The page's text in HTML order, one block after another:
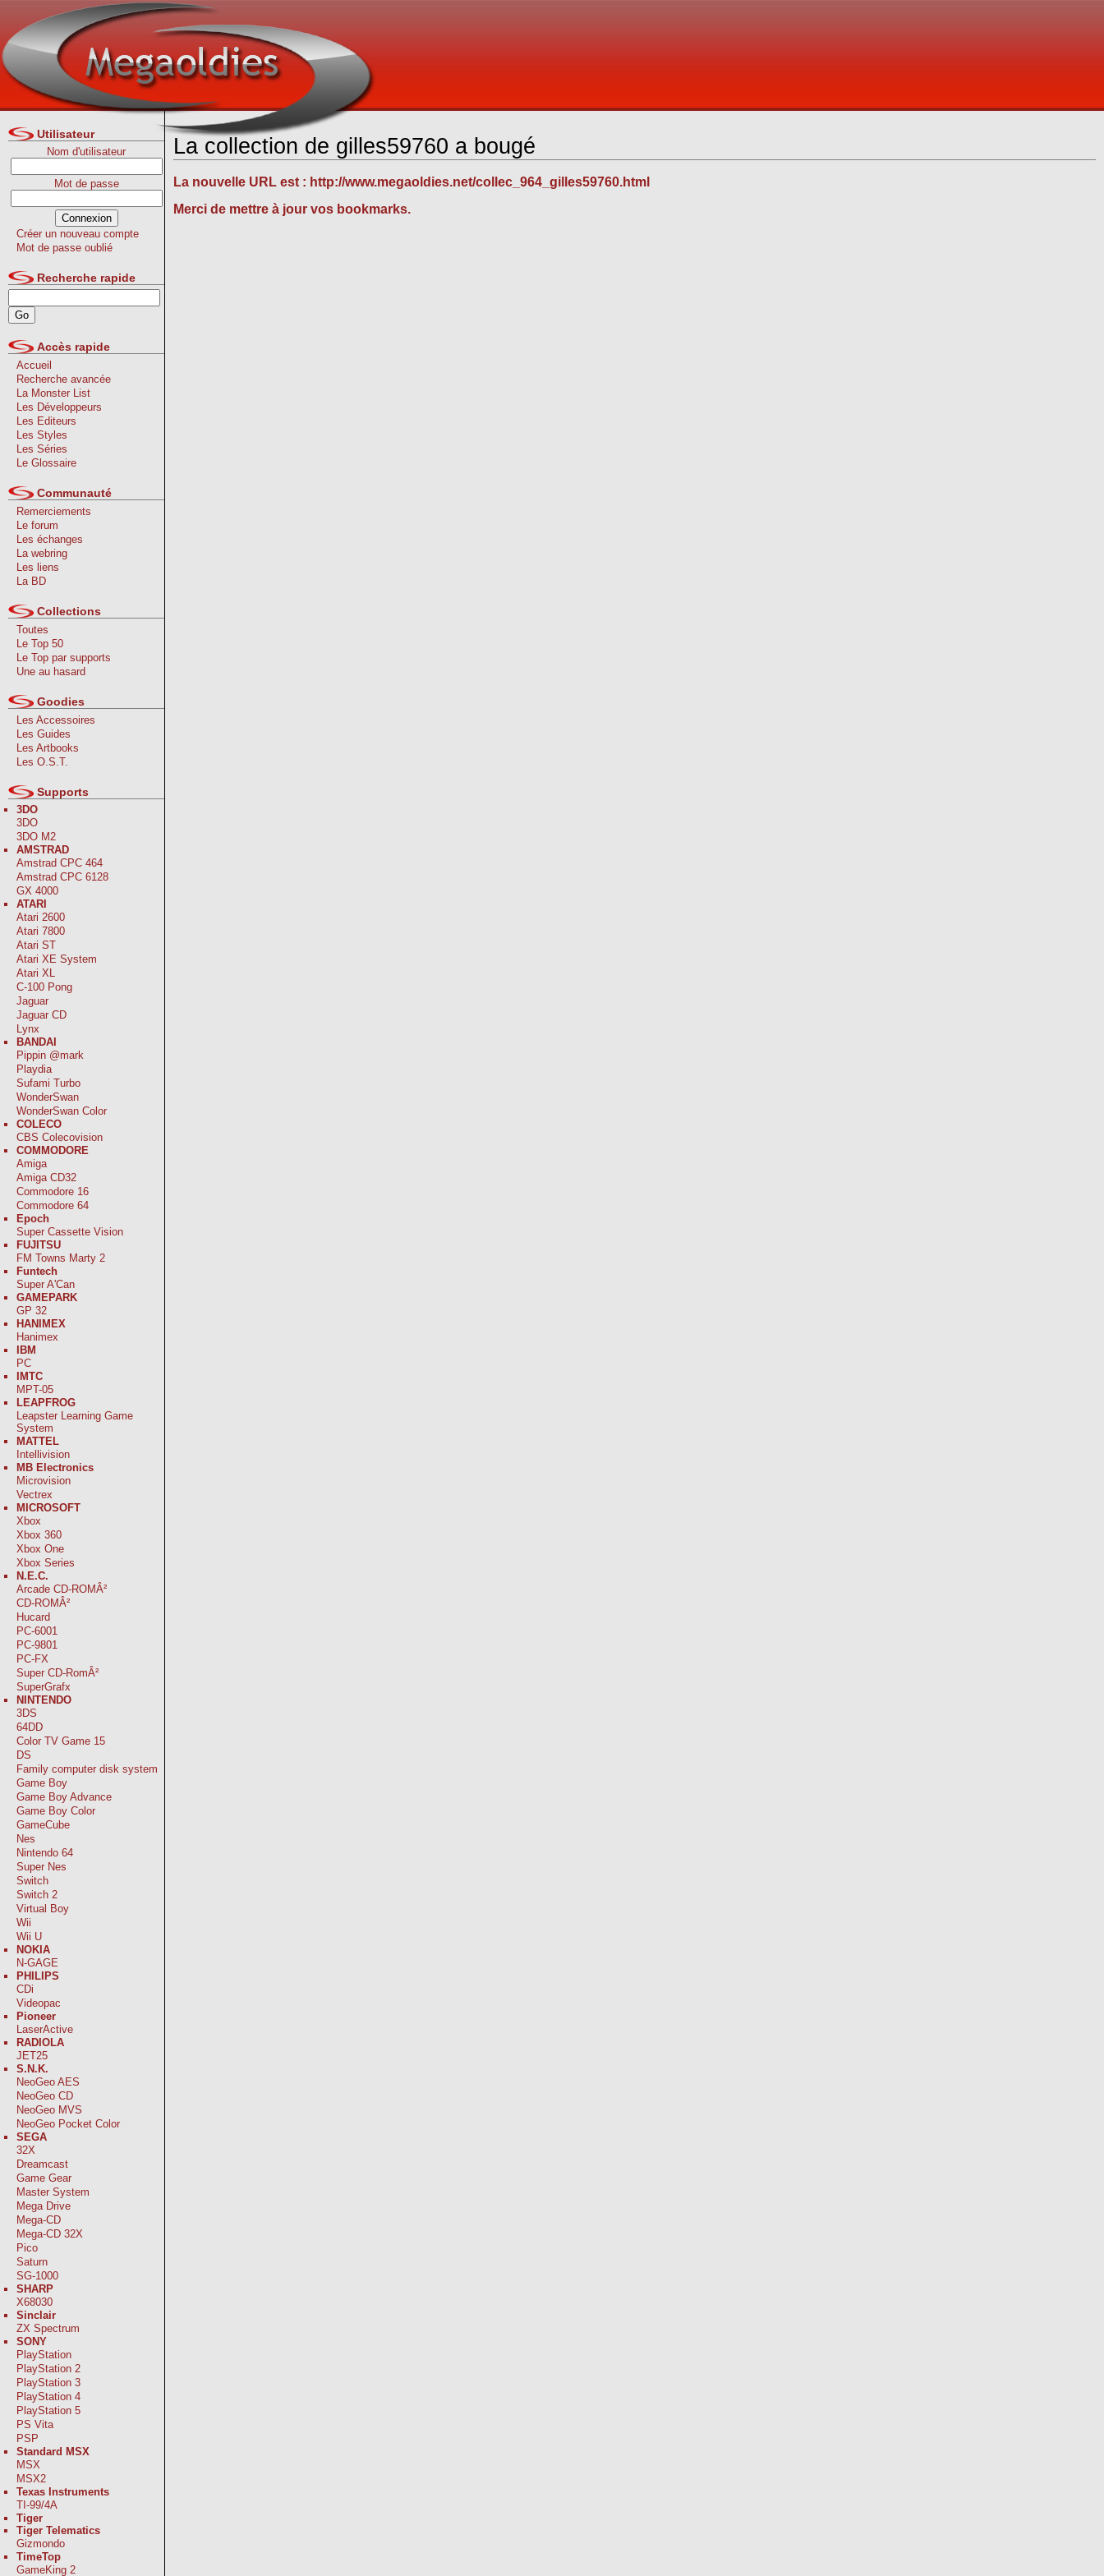
Utilisateur
Nom d'utilisateur
Mot de passe
Créer un nouveau compte
Mot de passe oublié
Recherche rapide
Accès rapide
Accueil
Recherche avancée
La Monster List
Les Développeurs
Les Editeurs
Les Styles
Les Séries
Le Glossaire
Communauté
Remerciements
Le forum
Les échanges
La webring
Les liens
La BD
Collections
Toutes
Le Top 50
Le Top par supports
Une au hasard
Goodies
Les Accessoires
Les Guides
Les Artbooks
Les O.S.T.
Supports
3DO
3DO
3DO M2
AMSTRAD
Amstrad CPC 464
Amstrad CPC 6128
GX 4000
ATARI
Atari 2600
Atari 7800
Atari ST
Atari XE System
Atari XL
C-100 Pong
Jaguar
Jaguar CD
Lynx
BANDAI
Pippin @mark
Playdia
Sufami Turbo
WonderSwan
WonderSwan Color
COLECO
CBS Colecovision
COMMODORE
Amiga
Amiga CD32
Commodore 16
Commodore 64
Epoch
Super Cassette Vision
FUJITSU
FM Towns Marty 2
Funtech
Super A'Can
GAMEPARK
GP 32
HANIMEX
Hanimex
IBM
PC
IMTC
MPT-05
LEAPFROG
Leapster Learning Game
System
MATTEL
Intellivision
MB Electronics
Microvision
Vectrex
MICROSOFT
Xbox
Xbox 360
Xbox One
Xbox Series
N.E.C.
Arcade CD-ROMÂ²
CD-ROMÂ²
Hucard
PC-6001
PC-9801
PC-FX
Super CD-RomÂ²
SuperGrafx
NINTENDO
3DS
64DD
Color TV Game 15
DS
Family computer disk system
Game Boy
Game Boy Advance
Game Boy Color
GameCube
Nes
Nintendo 64
Super Nes
Switch
Switch 2
Virtual Boy
Wii
Wii U
NOKIA
N-GAGE
PHILIPS
CDi
Videopac
Pioneer
LaserActive
RADIOLA
JET25
S.N.K.
NeoGeo AES
NeoGeo CD
NeoGeo MVS
NeoGeo Pocket Color
SEGA
32X
Dreamcast
Game Gear
Master System
Mega Drive
Mega-CD
Mega-CD 32X
Pico
Saturn
SG-1000
SHARP
X68030
Sinclair
ZX Spectrum
SONY
PlayStation
PlayStation 2
PlayStation 3
PlayStation 4
PlayStation 5
PS Vita
PSP
Standard MSX
MSX
MSX2
Texas Instruments
TI-99/4A
Tiger
Tiger Telematics
Gizmondo
TimeTop
GameKing 2
La collection de gilles59760 a bougé
La nouvelle URL est : http://www.megaoldies.net/collec_964_gilles59760.html
Merci de mettre à jour vos bookmarks.